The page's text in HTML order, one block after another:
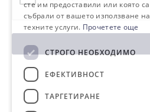
сте им предоставили или която са
събрали от вашето използване на
техните услуги. Прочетете още
СТРОГО НЕОБХОДИМО
ЕФЕКТИВНОСТ
ТАРГЕТИРАНЕ